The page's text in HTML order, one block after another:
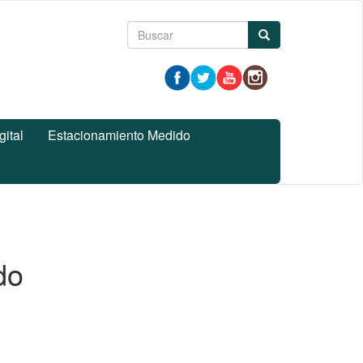
Formulario
búsqueda
Estacionamiento Medido